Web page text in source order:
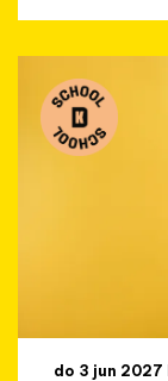
do 3 jun 2027